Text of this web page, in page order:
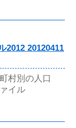
2012 20120411
村別の人口
イル